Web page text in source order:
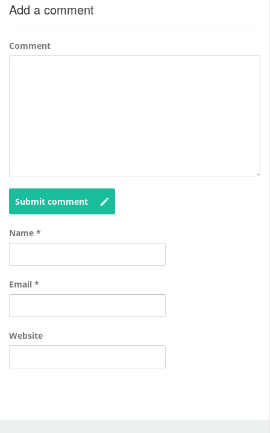
Add a comment
Comment
Submit comment
Name *
Email *
Website